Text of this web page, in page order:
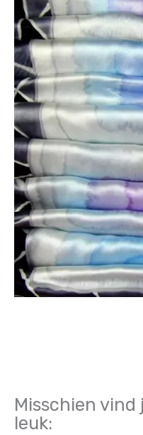
Misschien vind
leuk: